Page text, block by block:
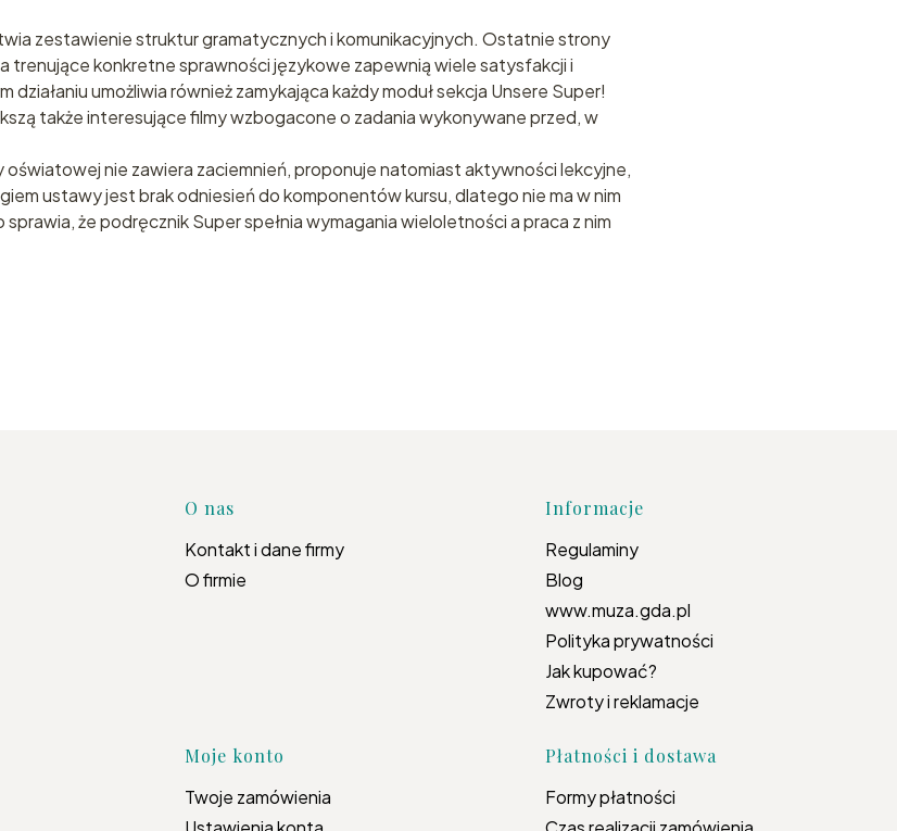
zestawienie struktur gramatycznych i komunikacyjnych. Ostatnie strony
konkretne sprawności językowe zapewnią wiele satysfakcji i
umożliwia również zamykająca każdy moduł sekcja Unsere Super!
także interesujące filmy wzbogacone o zadania wykonywane przed, w
nie zawiera zaciemnień, proponuje natomiast aktywności lekcyjne,
ustawy jest brak odniesień do komponentów kursu, dlatego nie ma w nim
że podręcznik Super spełnia wymagania wieloletności a praca z nim
Linki w stopce
O nas
Kontakt i dane firmy
O firmie
Informacje
Regulaminy
Blog
www.muza.gda.pl
Polityka prywatności
Jak kupować?
Zwroty i reklamacje
Moje konto
Twoje zamówienia
Płatności i dostawa
Formy płatności